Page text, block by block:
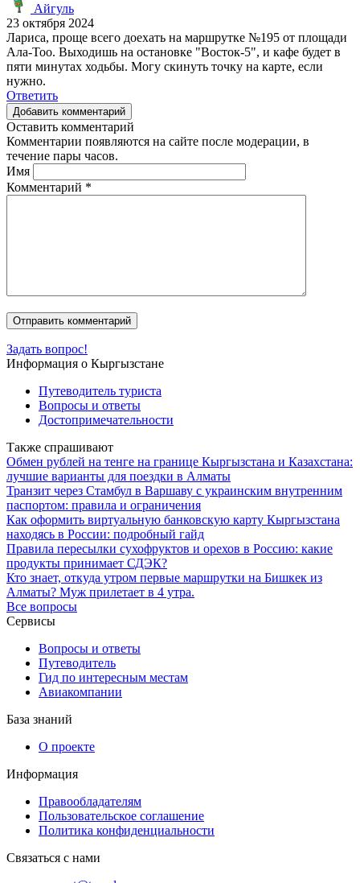
Айгуль
23 октября 2024
Лариса, проще всего доехать на маршрутке №195 от площади
Ала-Тоо. Выходишь на остановке "Восток-5", и кафе будет в
пяти минутах ходьбы. Могу скинуть точку на карте, если
нужно.
Ответить
Добавить комментарий
Оставить комментарий
Комментарии появляются на сайте после модерации, в
течение пары часов.
Имя
Комментарий *
Задать вопрос!
Информация о Кыргызстане
Путеводитель туриста
Вопросы и ответы
Достопримечательности
Также спрашивают
Обмен рублей на тенге на границе Кыргызстана и Казахстана:
лучшие варианты для поездки в Алматы
Транзит через Стамбул в Варшаву с украинским внутренним
паспортом: правила и ограничения
Как оформить виртуальную банковскую карту Кыргызстана
находясь в России: подробный гайд
Правила пересылки сухофруктов и орехов в Россию: какие
продукты принимает СДЭК?
Кто знает, откуда утром первые маршрутки на Бишкек из
Алматы? Муж прилетает в 4 утра.
Все вопросы
Сервисы
Вопросы и ответы
Путеводитель
Гид по интересным местам
Авиакомпании
База знаний
О проекте
Информация
Правообладателям
Пользовательское соглашение
Политика конфиденциальности
Связаться с нами